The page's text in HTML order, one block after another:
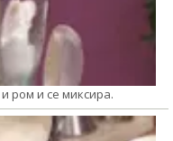
ром и се миксира.